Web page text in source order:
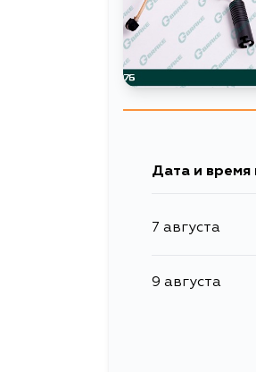
Дата и время
7 августа
9 августа